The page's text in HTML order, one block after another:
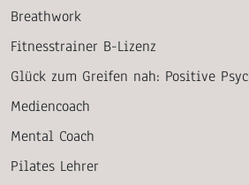
Breathwork
Fitnesstrainer B-Lizenz
Glück zum Greifen nah: Positive
Mediencoach
Mental Coach
Pilates Lehrer